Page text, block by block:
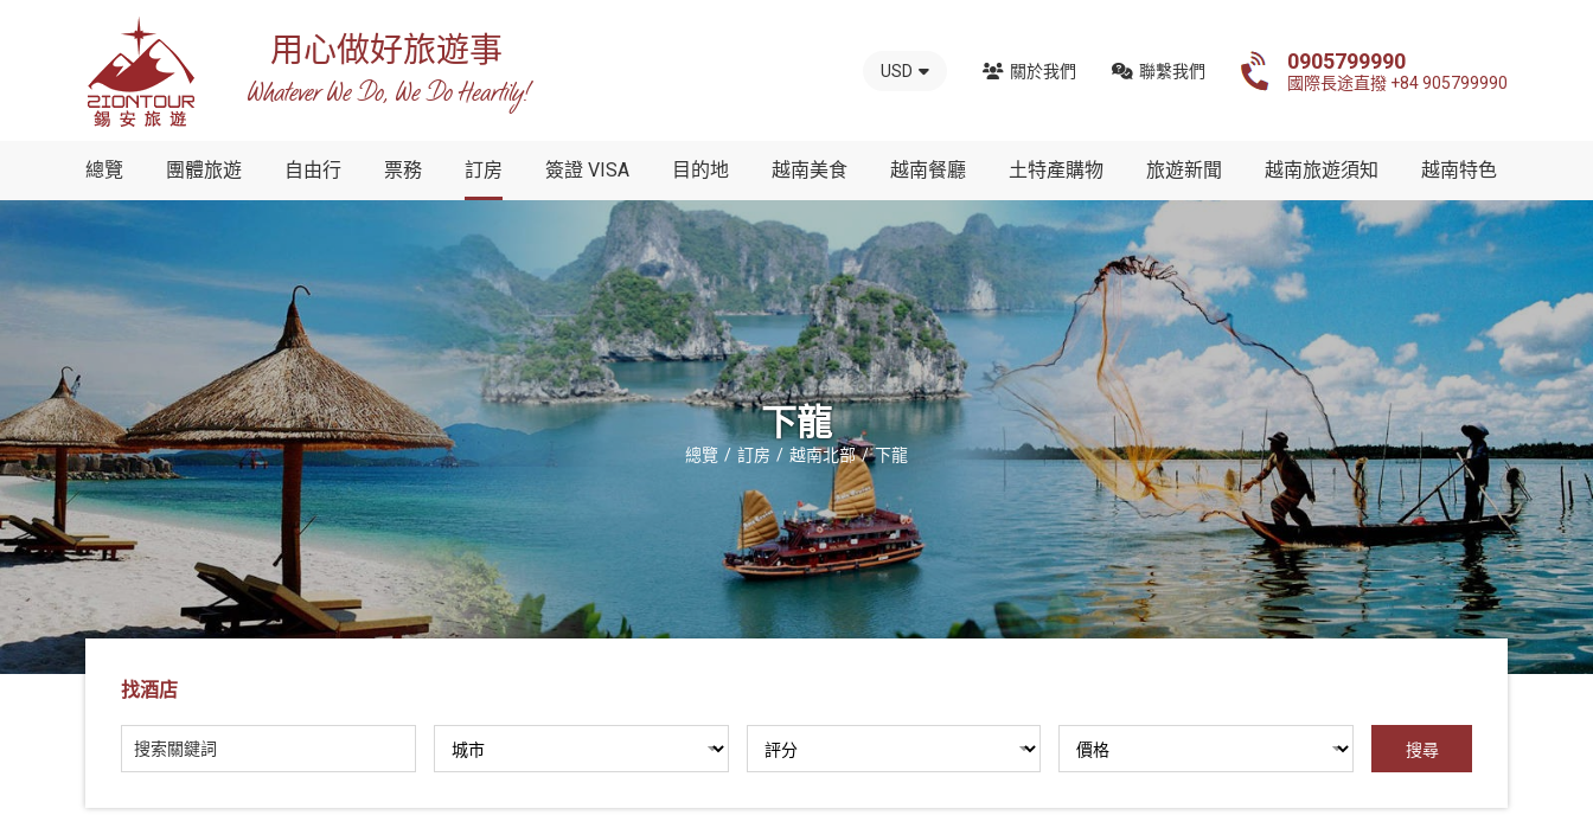
南
錫
際
-
越
南
地
社
錫
安
用心做好旅遊事
Whatever We Do, We Do Heartily!
USD 關於我們 聯繫我們 0905799990
國際長途直撥 +84 905799990
總覽 團體旅遊 自由行 票務 訂房 簽證 VISA 目的地 越南美食 越南餐廳 土特產購物 旅遊新聞 越南旅遊須知 越南特色
下龍
總覽 訂房 越南北部 下龍
找酒店